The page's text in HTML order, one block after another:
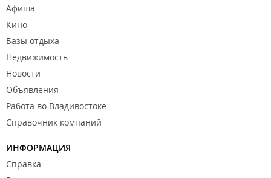
Афиша
Кино
Базы отдыха
Недвижимость
Новости
Объявления
Работа во Владивостоке
Справочник компаний
ИНФОРМАЦИЯ
Справка